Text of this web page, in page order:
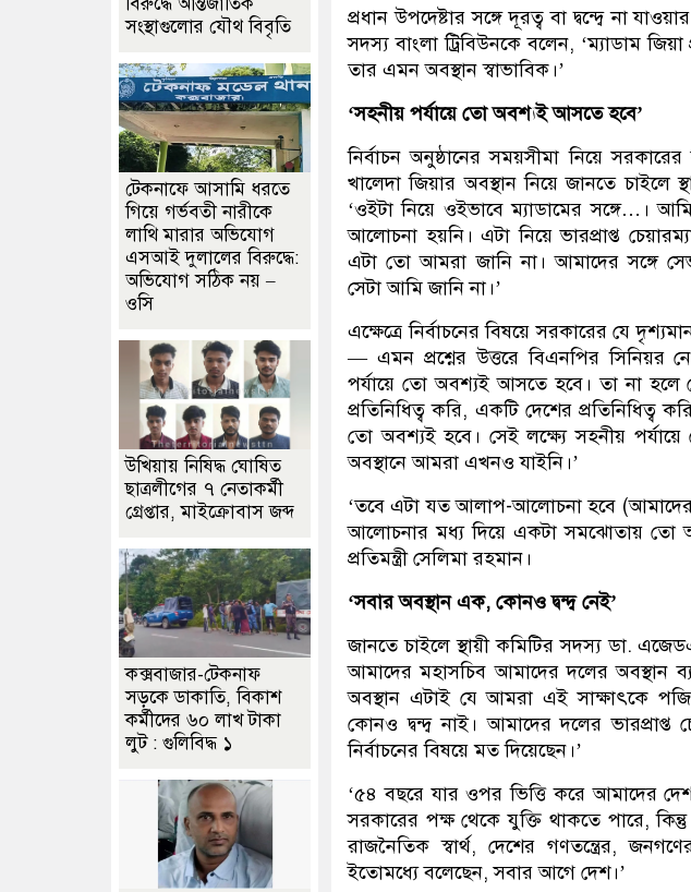
প্রধান উপদেষ্টার সঙ্গে দূরত্ব বা দ্বন্দ্বে না
সদস্য বাংলা ট্রিবিউনকে বলেন, ‘ম্যাডাম
তার এমন অবস্থান স্বাভাবিক।’
‘সহনীয় পর্যায়ে তো অবশ্যই আসতে হবে’
নির্বাচন অনুষ্ঠানের সময়সীমা নিয়ে
খালেদা জিয়ার অবস্থান নিয়ে জানতে চাইলে
‘ওইটা নিয়ে ওইভাবে ম্যাডামের সঙ্গে…।
আলোচনা হয়নি। এটা নিয়ে ভারপ্রাপ্ত
এটা তো আমরা জানি না। আমাদের সঙ্গে
সেটা আমি জানি না।’
এক্ষেত্রে নির্বাচনের বিষয়ে সরকারের যে
— এমন প্রশ্নের উত্তরে বিএনপির সিনিয়র
পর্যায়ে তো অবশ্যই আসতে হবে। তা না
প্রতিনিধিত্ব করি, একটি দেশের প্রতিনিধিত্ব
তো অবশ্যই হবে। সেই লক্ষ্যে সহনীয়
অবস্থানে আমরা এখনও যাইনি।’
‘তবে এটা যত আলাপ-আলোচনা হবে
আলোচনার মধ্য দিয়ে একটা সমঝোতায় তো
প্রতিমন্ত্রী সেলিমা রহমান।
‘সবার অবস্থান এক, কোনও দ্বন্দ্ব নেই’
জানতে চাইলে স্থায়ী কমিটির সদস্য ডা.
আমাদের মহাসচিব আমাদের দলের অবস্থান
অবস্থান এটাই যে আমরা এই সাক্ষাৎকে
কোনও দ্বন্দ্ব নাই। আমাদের দলের ভারপ্রাপ্ত
নির্বাচনের বিষয়ে মত দিয়েছেন।’
‘৫৪ বছরে যার ওপর ভিত্তি করে আমাদের
সরকারের পক্ষ থেকে যুক্তি থাকতে পারে,
রাজনৈতিক স্বার্থ, দেশের গণতন্ত্রের,
ইতোমধ্যে বলেছেন, সবার আগে দেশ।’
সংস্থাগুলোর যৌথ বিবৃতি
টেকনাফে আসামি ধরতে
গিয়ে গর্ভবতী নারীকে
লাথি মারার অভিযোগ
এসআই দুলালের বিরুদ্ধে:
অভিযোগ সঠিক নয় –
ওসি
উখিয়ায় নিষিদ্ধ ঘোষিত
ছাত্রলীগের ৭ নেতাকর্মী
গ্রেপ্তার, মাইক্রোবাস জব্দ
কক্সবাজার-টেকনাফ
সড়কে ডাকাতি, বিকাশ
কর্মীদের ৬০ লাখ টাকা
লুট : গুলিবিদ্ধ ১